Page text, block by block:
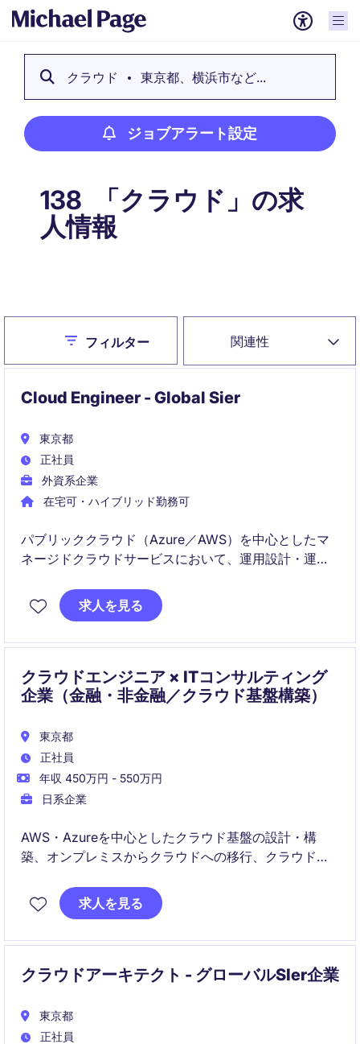
クラウド 東京都、横浜市など...
ジョブアラート設定
138 「クラウド」の求
人情報
関連性
Closeフィルター
Cloud Engineer - Global Sier
東京都
正社員
外資系企業
在宅可・ハイブリッド勤務可
パブリッククラウド（Azure／AWS）を中心としたマ
ネージドクラウドサービスにおいて、運用設計・運
将来的には運用移行（Transition）やShared Operation
求人を見る
クラウドエンジニア × ITコンサルティング
企業（金融・非金融／クラウド基盤構築）
東京都
正社員
年収 450万円 - 550万円
日系企業
AWS・Azureを中心としたクラウド基盤の設計・構
築、オンプレミスからクラウドへの移行、クラウドネ
ンジニアポジションです。
推進まで幅広くリードいただきます。
求人を見る
クラウドアーキテクト - グローバルSIer企業
東京都
正社員